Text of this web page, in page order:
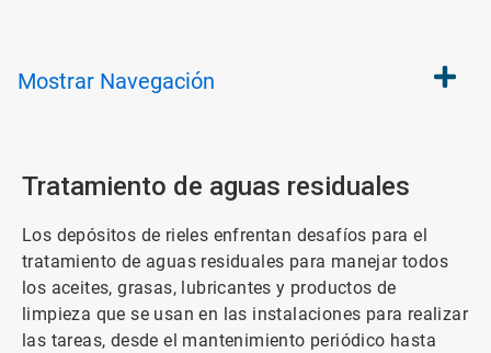
Mostrar Navegación
Tratamiento de aguas residuales
Los depósitos de rieles enfrentan desafíos para el
tratamiento de aguas residuales para manejar todos
los aceites, grasas, lubricantes y productos de
limpieza que se usan en las instalaciones para realizar
las tareas, desde el mantenimiento periódico hasta